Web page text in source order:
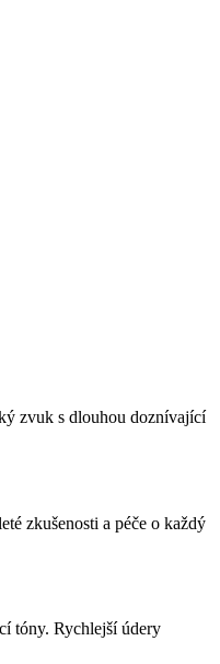
zvuk s dlouhou doznívající
zkušenosti a péče o každý
tóny. Rychlejší údery